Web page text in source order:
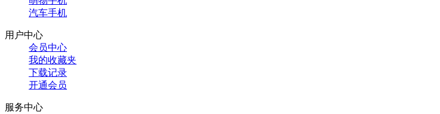
汽车手机
用户中心
会员中心
我的收藏夹
下载记录
开通会员
服务中心